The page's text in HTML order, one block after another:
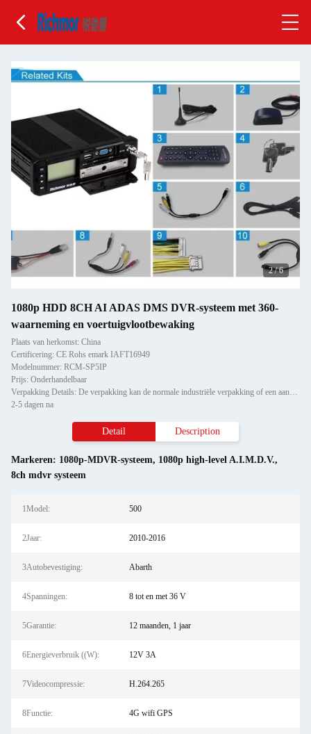
2/6
1080p HDD 8CH AI ADAS DMS DVR-systeem met 360-
waarneming en voertuigvlootbewaking
Plaats van herkomst: China
Certificering: CE Rohs emark IAFT16949
Modelnummer: RCM-SP5IP
Prijs: Onderhandelbaar
Verpakking Details: De verpakking kan de normale industriële verpakking of een aangepaste service zijn.
2-5 dagen na
Detail Description
Markeren: 1080p-MDVR-systeem, 1080p high-level A.I.M.D.V.,
8ch mdvr systeem
1Model: 500
2Jaar: 2010-2016
3Autobevestiging: Abarth
4Spanningen: 8 tot en met 36 V
5Garantie: 12 maanden, 1 jaar
6Energieverbruik ((W): 12V 3A
7Videocompressie: H.264.265
8Functie: 4G wifi GPS